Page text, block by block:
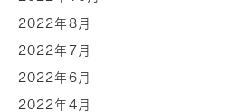
2022年8月
2022年7月
2022年6月
2022年4月